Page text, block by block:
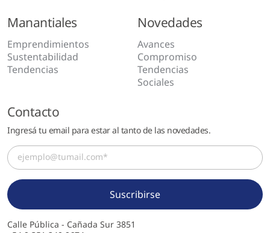
Manantiales
Emprendimientos
Sustentabilidad
Tendencias
Novedades
Avances
Compromiso
Tendencias
Sociales
Contacto
Ingresá tu email para estar al tanto de las novedades.
Calle Pública - Cañada Sur 3851